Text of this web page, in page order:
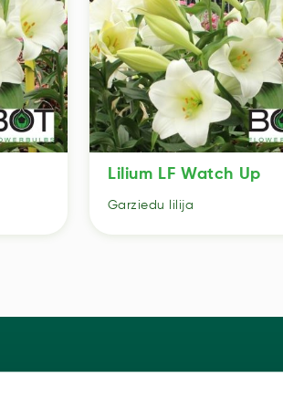
Lilium LF Watch Up
Garziedu lilija